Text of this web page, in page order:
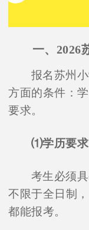
一、2026
报名苏州
方面的条件：
要求。
⑴学历要求
考生必须
不限于全日制
都能报考。